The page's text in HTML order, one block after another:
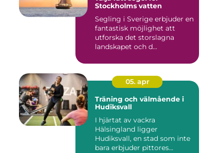
Stockholms vatten
Segling i Sverige erbjuder en
fantastisk möjlighet att
utforska det storslagna
landskapet och d...
05. apr
Träning och välmående i
Hudiksvall
I hjärtat av vackra
Hälsingland ligger
Hudiksvall, en stad som inte
bara erbjuder pittores...